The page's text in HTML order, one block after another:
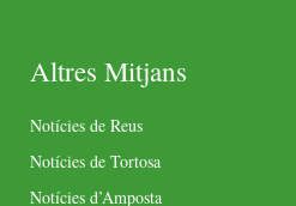
Altres Mitjans
Notícies de Reus
Notícies de Tortosa
Notícies d’Amposta